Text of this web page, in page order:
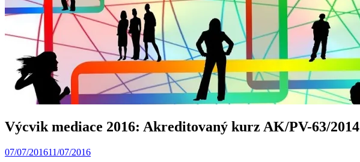
Výcvik mediace 2016: Akreditovaný kurz AK/PV-63/2014
07/07/201611/07/2016